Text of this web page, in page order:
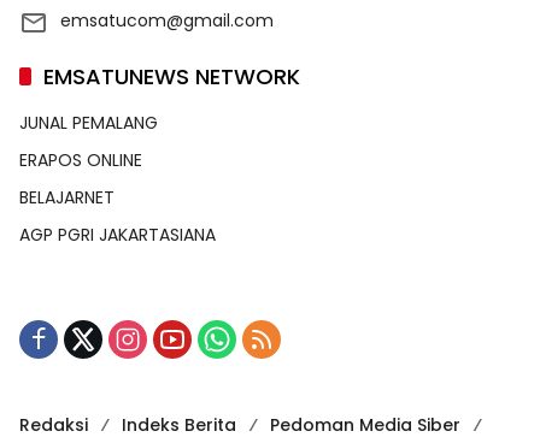
emsatucom@gmail.com
EMSATUNEWS NETWORK
JUNAL PEMALANG
ERAPOS ONLINE
BELAJARNET
AGP PGRI JAKARTASIANA
Redaksi Indeks Berita Pedoman Media Siber